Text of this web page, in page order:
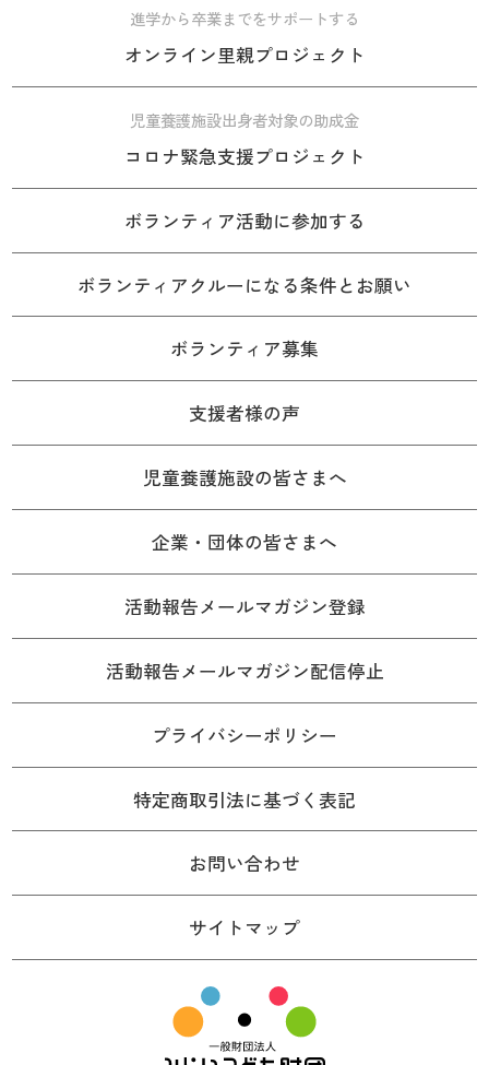
進学から卒業までをサポートする
オンライン里親プロジェクト
児童養護施設出身者対象の助成金
コロナ緊急支援プロジェクト
ボランティア活動に参加する
ボランティアクルーになる条件とお願い
ボランティア募集
支援者様の声
児童養護施設の皆さまへ
企業・団体の皆さまへ
活動報告メールマガジン登録
活動報告メールマガジン配信停止
プライバシーポリシー
特定商取引法に基づく表記
お問い合わせ
サイトマップ